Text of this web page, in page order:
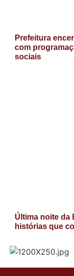
Prefeitura
com
sociais
Última noite da
histórias que